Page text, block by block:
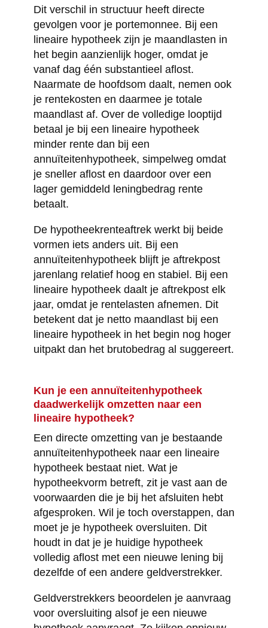
Dit verschil in structuur heeft directe
gevolgen voor je portemonnee. Bij een
lineaire hypotheek zijn je maandlasten in
het begin aanzienlijk hoger, omdat je
vanaf dag één substantieel aflost.
Naarmate de hoofdsom daalt, nemen ook
je rentekosten en daarmee je totale
maandlast af. Over de volledige looptijd
betaal je bij een lineaire hypotheek
minder rente dan bij een
annuïteitenhypotheek, simpelweg omdat
je sneller aflost en daardoor over een
lager gemiddeld leningbedrag rente
betaalt.
De hypotheekrenteaftrek werkt bij beide
vormen iets anders uit. Bij een
annuïteitenhypotheek blijft je aftrekpost
jarenlang relatief hoog en stabiel. Bij een
lineaire hypotheek daalt je aftrekpost elk
jaar, omdat je rentelasten afnemen. Dit
betekent dat je netto maandlast bij een
lineaire hypotheek in het begin nog hoger
uitpakt dan het brutobedrag al suggereert.
Kun je een annuïteitenhypotheek
daadwerkelijk omzetten naar een
lineaire hypotheek?
Een directe omzetting van je bestaande
annuïteitenhypotheek naar een lineaire
hypotheek bestaat niet. Wat je
hypotheekvorm betreft, zit je vast aan de
voorwaarden die je bij het afsluiten hebt
afgesproken. Wil je toch overstappen, dan
moet je je hypotheek oversluiten. Dit
houdt in dat je je huidige hypotheek
volledig aflost met een nieuwe lening bij
dezelfde of een andere geldverstrekker.
Geldverstrekkers beoordelen je aanvraag
voor oversluiting alsof je een nieuwe